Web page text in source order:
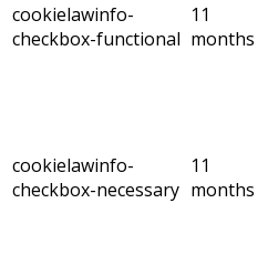
cookielawinfo-
checkbox-functional
11
months
cookielawinfo-
checkbox-necessary
11
months